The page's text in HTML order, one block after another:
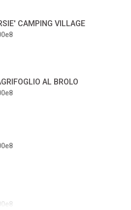
CAMPING VILLAGE
AL BROLO